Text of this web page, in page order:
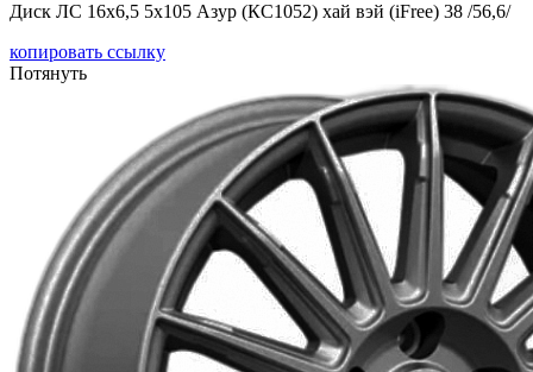
Диск ЛС 16x6,5 5x105 Азур (КС1052) хай вэй (iFree) 38 /56,6/
копировать ссылку
Потянуть